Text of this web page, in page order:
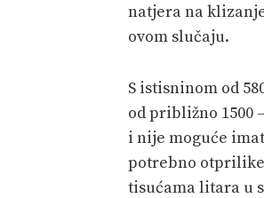
natjera na
ovom slučaju.
S istisninom od
od približno 1500
i nije moguće
potrebno otprilike
tisućama litara u